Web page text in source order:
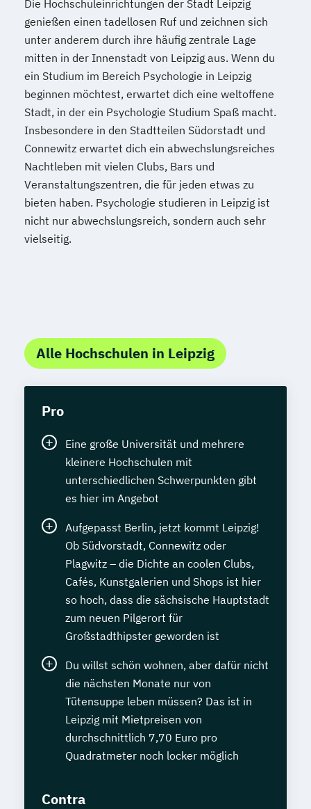
Die Hochschuleinrichtungen der Stadt Leipzig
genießen einen tadellosen Ruf und zeichnen sich
unter anderem durch ihre häufig zentrale Lage
mitten in der Innenstadt von Leipzig aus. Wenn du
ein Studium im Bereich Psychologie in Leipzig
beginnen möchtest, erwartet dich eine weltoffene
Stadt, in der ein Psychologie Studium Spaß macht.
Insbesondere in den Stadtteilen Südorstadt und
Connewitz erwartet dich ein abwechslungsreiches
Nachtleben mit vielen Clubs, Bars und
Veranstaltungszentren, die für jeden etwas zu
bieten haben. Psychologie studieren in Leipzig ist
nicht nur abwechslungsreich, sondern auch sehr
vielseitig.
Alle Hochschulen in Leipzig
Pro
Eine große Universität und mehrere
kleinere Hochschulen mit
unterschiedlichen Schwerpunkten gibt
es hier im Angebot
Aufgepasst Berlin, jetzt kommt Leipzig!
Ob Südvorstadt, Connewitz oder
Plagwitz – die Dichte an coolen Clubs,
Cafés, Kunstgalerien und Shops ist hier
so hoch, dass die sächsische Hauptstadt
zum neuen Pilgerort für
Großstadthipster geworden ist
Du willst schön wohnen, aber dafür nicht
die nächsten Monate nur von
Tütensuppe leben müssen? Das ist in
Leipzig mit Mietpreisen von
durchschnittlich 7,70 Euro pro
Quadratmeter noch locker möglich
Contra